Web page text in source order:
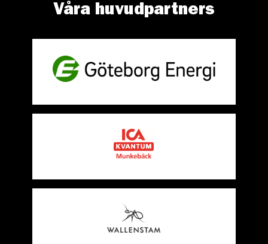
Våra huvudpartners